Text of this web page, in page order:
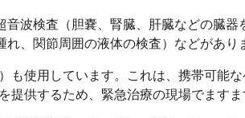
波検査（胆嚢、腎臓、肝臓などの臓
、関節周囲の液体の検査）などがあり
も使用しています。これは、携帯可能
供するため、緊急治療の現場でますま